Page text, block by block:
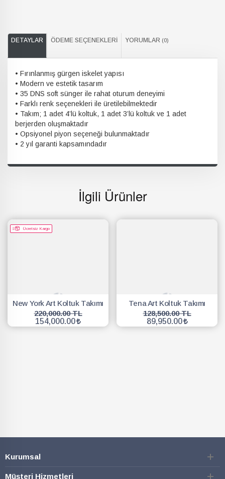
DETAYLAR ÖDEME SEÇENEKLERI YORUMLAR (0)
• Fırınlanmış gürgen iskelet yapısı
• Modern ve estetik tasarım
• 35 DNS soft sünger ile rahat oturum deneyimi
• Farklı renk seçenekleri ile üretilebilmektedir
• Takım; 1 adet 4’lü koltuk, 1 adet 3’lü koltuk ve 1 adet
berjerden oluşmaktadır
• Opsiyonel piyon seçeneği bulunmaktadır
• 2 yıl garanti kapsamındadır
İlgili Ürünler
Ücretsiz Kargo
New York Art Koltuk Takımı
220,000.00 TL
154,000.00
Tena Art Koltuk Takımı
128,500.00 TL
89,950.00
Kurumsal
Müşteri Hizmetleri